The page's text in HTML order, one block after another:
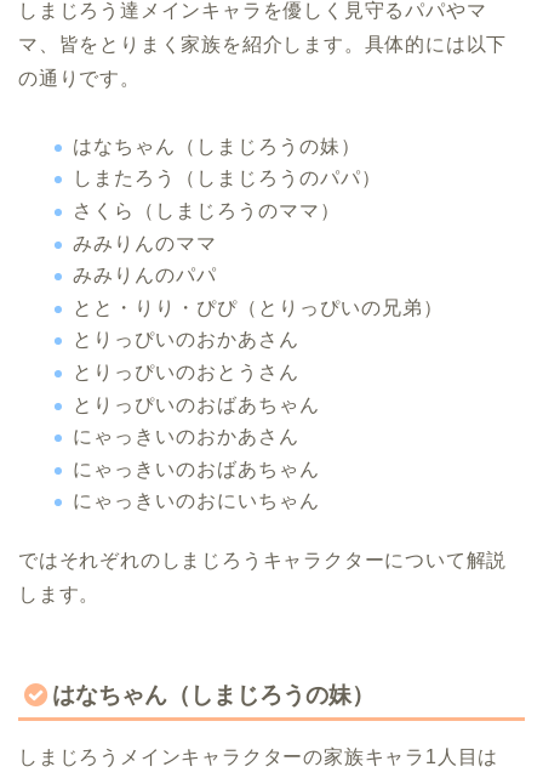
しまじろう達メインキャラを優しく見守るパパやマ
マ、皆をとりまく家族を紹介します。具体的には以下
の通りです。
はなちゃん（しまじろうの妹）
しまたろう（しまじろうのパパ）
さくら（しまじろうのママ）
みみりんのママ
みみりんのパパ
とと・りり・ぴぴ（とりっぴいの兄弟）
とりっぴいのおかあさん
とりっぴいのおとうさん
とりっぴいのおばあちゃん
にゃっきいのおかあさん
にゃっきいのおばあちゃん
にゃっきいのおにいちゃん
ではそれぞれのしまじろうキャラクターについて解説
します。
はなちゃん（しまじろうの妹）
しまじろうメインキャラクターの家族キャラ1人目は